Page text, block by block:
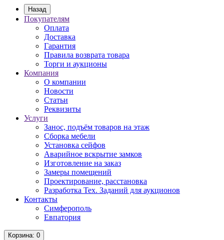
Назад
Покупателям
Оплата
Доставка
Гарантия
Правила возврата товара
Торги и аукционы
Компания
О компании
Новости
Статьи
Реквизиты
Услуги
Занос, подъём товаров на этаж
Сборка мебели
Установка сейфов
Аварийное вскрытие замков
Изготовление на заказ
Замеры помещений
Проектирование, расстановка
Разработка Тех. Заданий для аукционов
Контакты
Симферополь
Евпатория
Корзина: 0